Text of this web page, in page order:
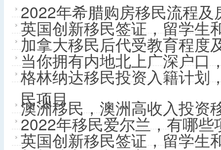
2022年希腊购房移民流程
英国创新移民签证，留学生
加拿大移民后代受教育程度
当你拥有内地北上广深户口
格林纳达移民投资入籍计划
民项目
澳洲移民，澳洲高收入投资
2022年移民爱尔兰，有哪些
英国创新移民签证，留学生